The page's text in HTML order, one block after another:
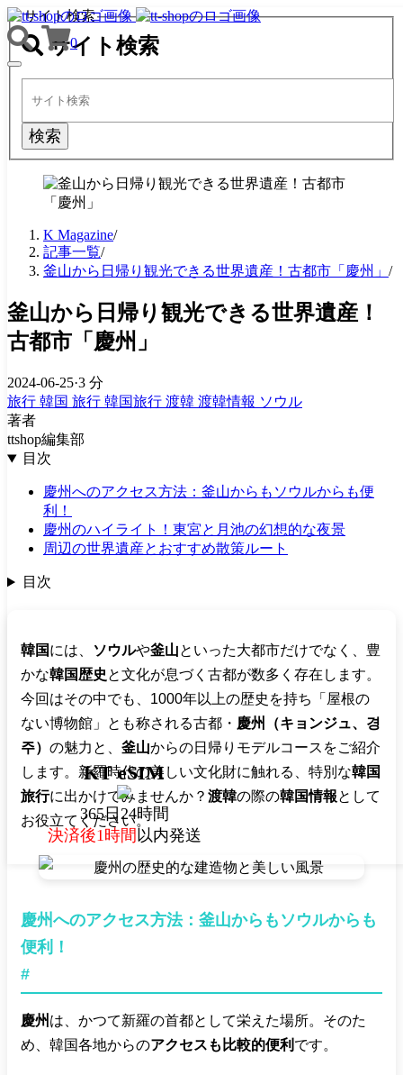
0
TOGGLE
NAVIGATION
KT eSIM
365日24時間
決済後1時間以内発送
サイト検索
サイト検索
検索
K Magazine/
記事一覧/
釜山から日帰り観光できる世界遺産！古都市「慶州」 /
釜山から日帰り観光できる世界遺産！
古都市「慶州」
2024-06-25·3 分
旅行 韓国 旅行 韓国旅行 渡韓 渡韓情報 ソウル
著者
ttshop編集部
目次
慶州へのアクセス方法：釜山からもソウルからも便
利！
慶州のハイライト！東宮と月池の幻想的な夜景
周辺の世界遺産とおすすめ散策ルート
目次
韓国には、 ソウルや釜山といった大都市だけでなく、豊
かな韓国歴史 と文化が息づく古都が数多く存在します。
今回はその中でも、1000年以上の歴史を持ち「屋根の
ない博物館」とも称される古都・ 慶州（キョンジュ、경
주） の魅力と、 釜山からの日帰りモデルコースをご紹介
します。新羅時代の美しい文化財に触れる、特別な韓国
旅行に出かけてみませんか？ 渡韓の際の韓国情報として
お役立てください。
慶州へのアクセス方法：釜山からもソウルからも
便利！
#
慶州 は、かつて新羅の首都として栄えた場所。そのた
め、韓国各地からのアクセスも比較的便利 です。